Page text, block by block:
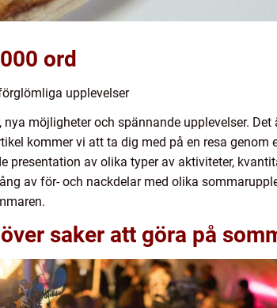
ord
upplevelser
möjligheter och spännande upplevelser.
kommer vi att ta dig med på en resa genom
presentation av olika typer av aktiviteter,
av för- och nackdelar med olika
saker att göra på